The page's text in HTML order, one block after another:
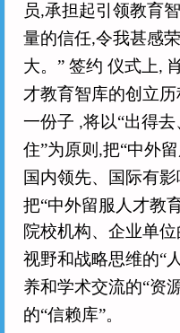
员,承担起引领教育
量的信任,令我甚感
大。” 签约 仪式上,
才教育智库的创立
一份子 ,将以“出得
住”为原则 ,把“中外
国内领先、国际有
把“中外留服人才教
院校机构、企业单位
视野和战略思维的“
养和学术交流的“资
的“信赖库”。